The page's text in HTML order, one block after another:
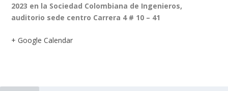
2023 en la Sociedad Colombiana de Ingenieros,
auditorio sede centro Carrera 4 # 10 – 41
+ Google Calendar